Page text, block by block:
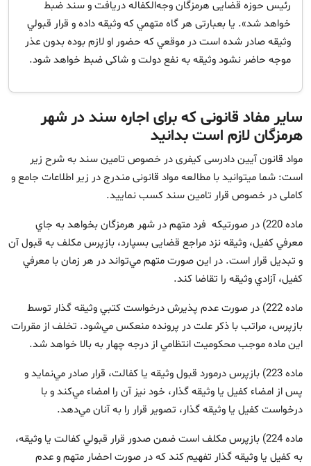
رئیس حوزه‌ قضایی هرمزگان وجه‌الکفاله دریافت و سند ضبط
خواهد شد». یا بعبارتی هر گاه متهمي كه وثيقه داده و قرار قبولي
وثيقه صادر شده است در موقعي كه حضور او لازم بوده بدون عذر
موجه حاضر نشود وثيقه به نفع دولت و شاکی ضبط خواهد شود.
سایر مفاد قانونی که برای اجاره سند در شهر
هرمزگان لازم است بدانید
مواد قانون آیین دادرسی کیفری در خصوص تامین سند به شرح زیر
است: شما میتوانید با مطالعه مواد قانونی مندرج در زیر اطلاعات جامع و
کاملی در خصوص قرار تامین سند کسب نمایید.
ماده 220) در صورتيكه فرد متهم در شهر هرمزگان بخواهد به جاي
معرفي كفيل، وثيقه نزد مراجع قضایی بسپارد، بازپرس مكلف به قبول آن
و تبديل قرار است. در اين صورت متهم مي‌تواند در هر زمان با معرفي
كفيل، آزادي وثيقه را تقاضا كند.
ماده 222) در صورت عدم پذيرش درخواست كتبي وثيقه‌ گذار توسط
بازپرس، مراتب با ذكر علت در پرونده منعكس مي‌شود. تخلف از مقررات
اين ماده موجب محكوميت انتظامي از درجه چهار به بالا خواهد شد.
ماده 223) بازپرس درمورد قبول وثيقه يا كفالت، قرار صادر مي‌نمايد و
پس از امضاء كفيل يا وثيقه‏ گذار، خود نيز آن را امضاء مي‌كند و با
درخواست كفيل يا وثيقه‏ گذار، تصوير قرار را به آنان مي‌دهد.
ماده 224) بازپرس مكلف است ضمن صدور قرار قبولي كفالت يا وثيقه،
به كفيل يا وثيقه‏ گذار تفهيم كند كه در صورت احضار متهم و عدم